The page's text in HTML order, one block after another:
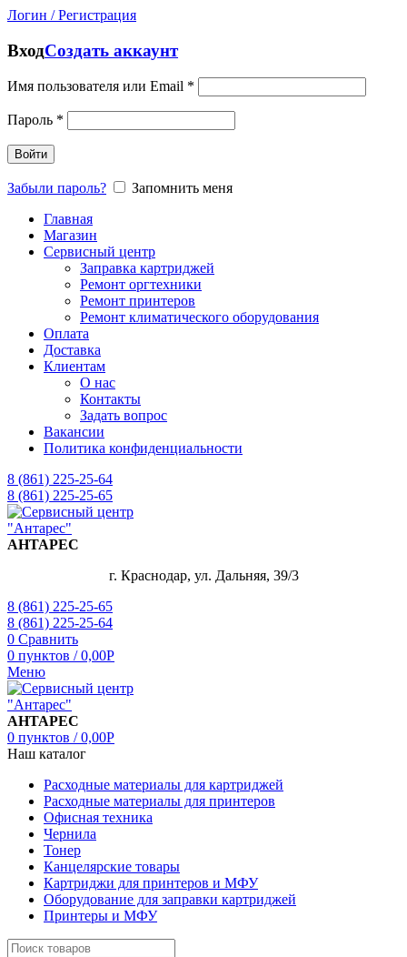
Логин / Регистрация
ВходСоздать аккаунт
Имя пользователя или Email *
Пароль *
Войти
Забыли пароль?
Запомнить меня
Главная
Магазин
Сервисный центр
Заправка картриджей
Ремонт оргтехники
Ремонт принтеров
Ремонт климатического оборудования
Оплата
Доставка
Клиентам
О нас
Контакты
Задать вопрос
Вакансии
Политика конфиденциальности
8 (861) 225-25-64
8 (861) 225-25-65
АНТАРЕС
г. Краснодар, ул. Дальняя, 39/3
8 (861) 225-25-65
8 (861) 225-25-64
0 Сравнить
0 пунктов / 0,00Р
Меню
АНТАРЕС
0 пунктов / 0,00Р
Наш каталог
Расходные материалы для картриджей
Расходные материалы для принтеров
Офисная техника
Чернила
Тонер
Канцелярские товары
Картриджи для принтеров и МФУ
Оборудование для заправки картриджей
Принтеры и МФУ